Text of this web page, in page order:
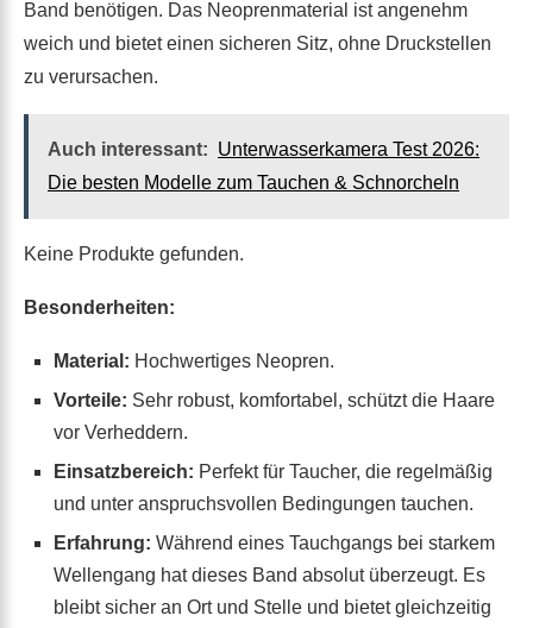
Band benötigen. Das Neoprenmaterial ist angenehm
weich und bietet einen sicheren Sitz, ohne Druckstellen
zu verursachen.
Auch interessant: Unterwasserkamera Test 2026:
Die besten Modelle zum Tauchen & Schnorcheln
Keine Produkte gefunden.
Besonderheiten:
Material: Hochwertiges Neopren.
Vorteile: Sehr robust, komfortabel, schützt die Haare
vor Verheddern.
Einsatzbereich: Perfekt für Taucher, die regelmäßig
und unter anspruchsvollen Bedingungen tauchen.
Erfahrung: Während eines Tauchgangs bei starkem
Wellengang hat dieses Band absolut überzeugt. Es
bleibt sicher an Ort und Stelle und bietet gleichzeitig